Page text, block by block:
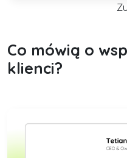
Co mówią o
klienci?